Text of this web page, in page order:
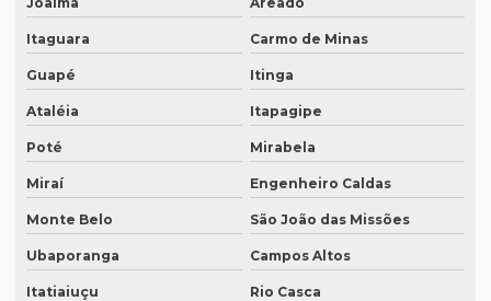
O que é degravação de vídeo
O que significa tradução juramentada
O que significa tradução juramentada em inglês
O que é tradução juramentada
O que é tradução simultânea
O que é tradução técnica
O que é um tradutor técnico?
Itaguara Carmo de Minas
Guapé Itinga
Ataléia Itapagipe
Poté Mirabela
Miraí Engenheiro Caldas
Monte Belo São João das Missões
Ubaporanga Campos Altos
Itatiaiuçu Rio Casca